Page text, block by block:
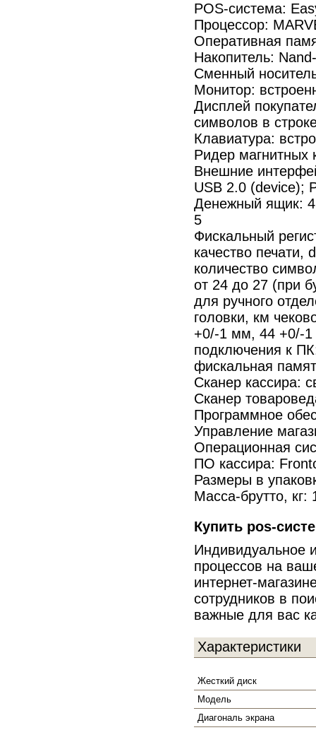
POS-система:
Процессор:
Оперативная
Накопитель:
Сменный
Монитор:
Дисплей
символов в
Клавиатура:
Ридер магнитных
Внешние
USB 2.0 (device);
Денежный ящик:
5
Фискальный
качество печати,
количество
от 24 до 27 (при
для ручного
головки, км
+0/-1 мм, 44 +0/-
подключения к
фискальная
Сканер кассира:
Сканер
Программное
Управление
Операционная
ПО кассира:
Размеры в
Масса-брутто, кг:
Купить pos-
Индивидуальное
процессов на
интернет-
сотрудников в
важные для вас
Характеристики
Жесткий диск
Модель
Диагональ экрана